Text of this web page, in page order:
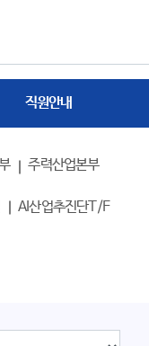
직원안내
주력산업본부
AI산업추진단T/F